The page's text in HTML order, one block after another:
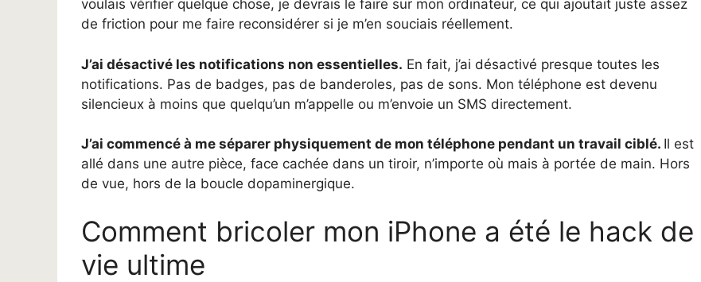
voulais vérifier quelque chose, je devrais le faire sur mon ordinateur, ce qui ajoutait juste assez
de friction pour me faire reconsidérer si je m’en souciais réellement.
J’ai désactivé les notifications non essentielles. En fait, j’ai désactivé presque toutes les
notifications. Pas de badges, pas de banderoles, pas de sons. Mon téléphone est devenu
silencieux à moins que quelqu’un m’appelle ou m’envoie un SMS directement.
J’ai commencé à me séparer physiquement de mon téléphone pendant un travail ciblé. Il est
allé dans une autre pièce, face cachée dans un tiroir, n’importe où mais à portée de main. Hors
de vue, hors de la boucle dopaminergique.
Comment bricoler mon iPhone a été le hack de
vie ultime